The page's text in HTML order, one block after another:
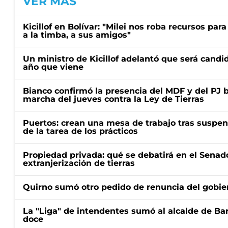
Kicillof en Bolívar: "Milei nos roba recursos
a la timba, a sus amigos"
Un ministro de Kicillof adelantó que será
año que viene
Bianco confirmó la presencia del MDF y del PJ
marcha del jueves contra la Ley de Tierras
Puertos: crean una mesa de trabajo tras
de la tarea de los prácticos
Propiedad privada: qué se debatirá en el
extranjerización de tierras
Quirno sumó otro pedido de renuncia del
La "Liga" de intendentes sumó al alcalde de
doce